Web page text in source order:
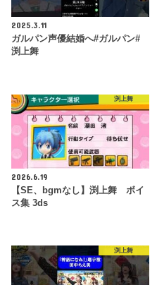
2025.3.11
ガルパン声優結婚へ#ガルパン#
渕上舞
渕上舞
2026.6.19
【SE、bgmなし】渕上舞 ボイ
ス集 3ds
渕上舞